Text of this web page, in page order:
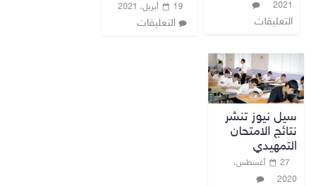
2021
التعليقات
19 أبريل، 2021
التعليقات
سيل نيوز تنشر
نتائج الامتحان
التمهيدي
27 أغسطس،
2020